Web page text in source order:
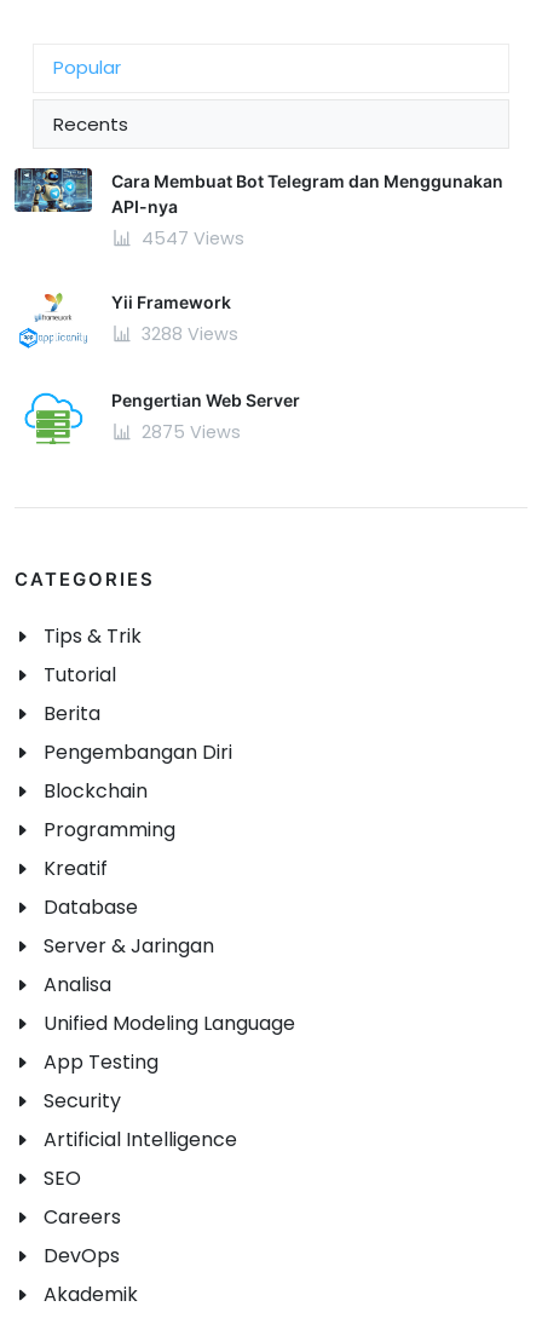
Popular
Recents
Cara Membuat Bot Telegram dan Menggunakan
API-nya
4547 Views
Yii Framework
3288 Views
Pengertian Web Server
2875 Views
CATEGORIES
Tips & Trik
Tutorial
Berita
Pengembangan Diri
Blockchain
Programming
Kreatif
Database
Server & Jaringan
Analisa
Unified Modeling Language
App Testing
Security
Artificial Intelligence
SEO
Careers
DevOps
Akademik